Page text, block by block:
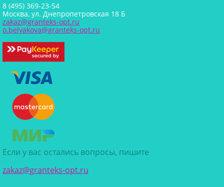
8 (495) 369-23-54
Москва, ул. Днепропетровская 18 Б
zakaz@granteks-opt.ru
o.belyakova@granteks-opt.ru
Если у вас остались вопросы, пишите
zakaz@granteks-opt.ru